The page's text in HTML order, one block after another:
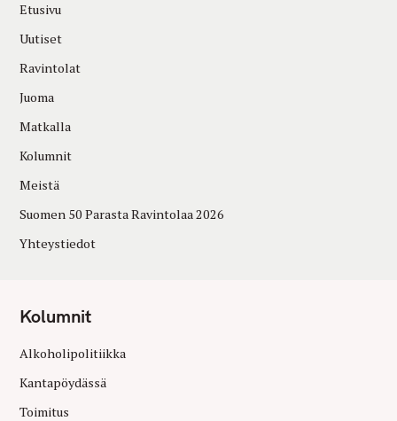
Etusivu
Uutiset
Ravintolat
Juoma
Matkalla
Kolumnit
Meistä
Suomen 50 Parasta Ravintolaa 2026
Yhteystiedot
Kolumnit
Alkoholipolitiikka
Kantapöydässä
Toimitus